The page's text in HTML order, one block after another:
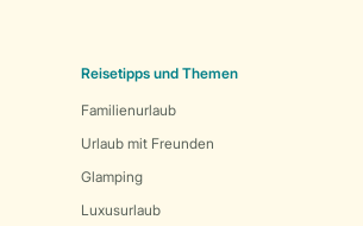
Reisetipps und Themen
Familienurlaub
Urlaub mit Freunden
Glamping
Luxusurlaub